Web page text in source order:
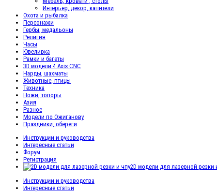
Интерьер, декор, капители
Охота и рыбалка
Персонажи
Гербы, медальоны
Религия
Часы
Ювелирка
Рамки и багеты
3D модели 4 Axis CNC
Нарды, шахматы
Животные, птицы
Техника
Ножи, топоры
Азия
Разное
Модели по Ожиганову
Праздники, обереги
Инструкции и руководства
Интересные статьи
Форум
Регистрация
2D модели для лазерной резки
Инструкции и руководства
Интересные статьи